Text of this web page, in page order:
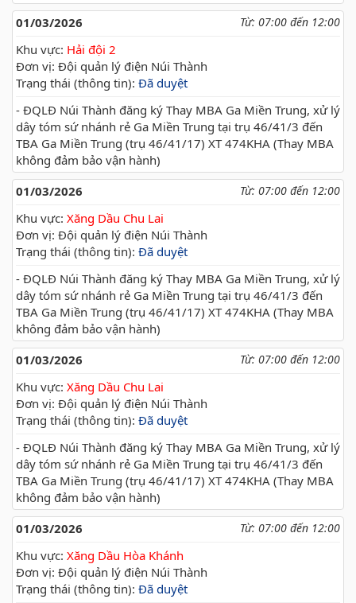
01/03/2026
Từ: 07:00 đến 12:00
Khu vực: Hải đội 2
Đơn vị: Đội quản lý điện Núi Thành
Trạng thái (thông tin): Đã duyệt
- ĐQLĐ Núi Thành đăng ký Thay MBA Ga Miền Trung, xử lý
dây tóm sứ nhánh rẻ Ga Miền Trung tại trụ 46/41/3 đến
TBA Ga Miền Trung (trụ 46/41/17) XT 474KHA (Thay MBA
không đảm bảo vận hành)
01/03/2026
Từ: 07:00 đến 12:00
Khu vực: Xăng Dầu Chu Lai
Đơn vị: Đội quản lý điện Núi Thành
Trạng thái (thông tin): Đã duyệt
- ĐQLĐ Núi Thành đăng ký Thay MBA Ga Miền Trung, xử lý
dây tóm sứ nhánh rẻ Ga Miền Trung tại trụ 46/41/3 đến
TBA Ga Miền Trung (trụ 46/41/17) XT 474KHA (Thay MBA
không đảm bảo vận hành)
01/03/2026
Từ: 07:00 đến 12:00
Khu vực: Xăng Dầu Chu Lai
Đơn vị: Đội quản lý điện Núi Thành
Trạng thái (thông tin): Đã duyệt
- ĐQLĐ Núi Thành đăng ký Thay MBA Ga Miền Trung, xử lý
dây tóm sứ nhánh rẻ Ga Miền Trung tại trụ 46/41/3 đến
TBA Ga Miền Trung (trụ 46/41/17) XT 474KHA (Thay MBA
không đảm bảo vận hành)
01/03/2026
Từ: 07:00 đến 12:00
Khu vực: Xăng Dầu Hòa Khánh
Đơn vị: Đội quản lý điện Núi Thành
Trạng thái (thông tin): Đã duyệt